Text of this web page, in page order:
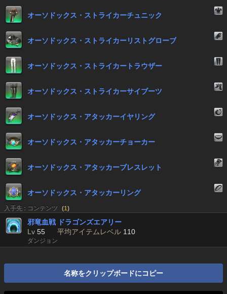
オーソドックス・ストライカーチュニック
オーソドックス・ストライカーリストグローブ
オーソドックス・ストライカートラウザー
オーソドックス・ストライカーサイブーツ
オーソドックス・アタッカーイヤリング
オーソドックス・アタッカーチョーカー
オーソドックス・アタッカーブレスレット
オーソドックス・アタッカーリング
入手先 : コンテンツ (1)
邪竜血戦 ドラゴンズエアリー
Lv 55 平均アイテムレベル 110
ダンジョン
名称をクリップボードにコピー